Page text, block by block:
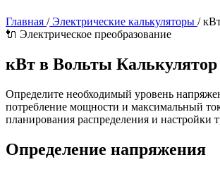
Главная /Электрические калькуляторы /
🔌 Электрическое преобразование
кВт в Вольты Калькулятор
Определите необходимый уровень
потребление мощности и максимальный
планирования распределения и настройки
Определение напряжения